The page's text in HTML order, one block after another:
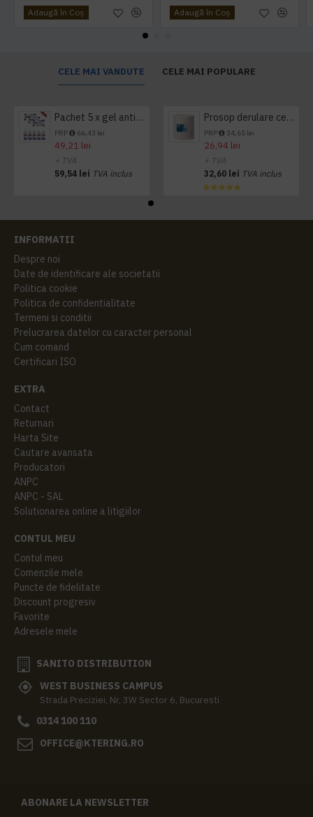
Adaugă în Coş Adaugă în Coş
CELE MAI VANDUTE CELE MAI POPULARE
Pachet 5 x gel antibacterian 50ml si 3 x Servetele antibacteriene 48 buc Hygienium
PRP 66,43 lei
49,21 lei
+ TVA
59,54 lei TVA inclus
Prosop derulare centrala 1 pliu, 300 m Tork
PRP 34,65 lei
26,94 lei
+ TVA
32,60 lei TVA inclus
INFORMATII
Despre noi
Date de identificare ale societatii
Politica cookie
Politica de confidentialitate
Termeni si conditii
Prelucrarea datelor cu caracter personal
Cum comand
Certificari ISO
EXTRA
Contact
Returnari
Harta Site
Cautare avansata
Producatori
ANPC
ANPC - SAL
Solutionarea online a litigiilor
CONTUL MEU
Contul meu
Comenzile mele
Puncte de fidelitate
Discount progresiv
Favorite
Adresele mele
SANITO DISTRIBUTION
WEST BUSINESS CAMPUS
Strada Preciziei, Nr, 3W Sector 6, Bucuresti
0314 100 110
OFFICE@KTERING.RO
ABONARE LA NEWSLETTER